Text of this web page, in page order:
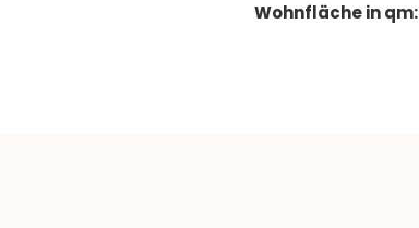
Wohnfläche in qm: